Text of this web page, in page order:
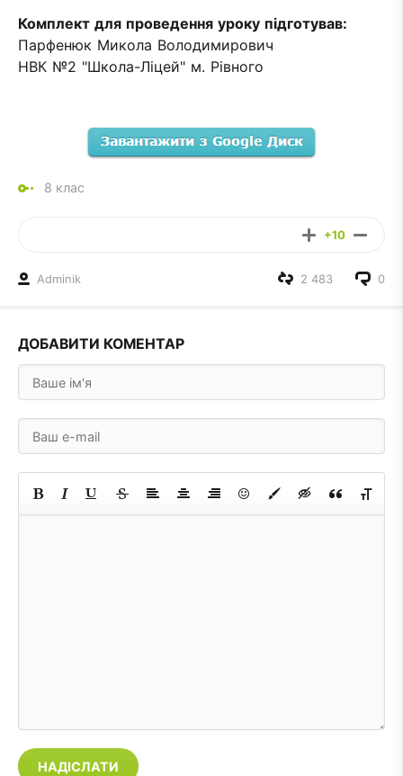
Комплект для проведення уроку підготував:
Парфенюк Микола Володимирович
НВК №2 "Школа-Ліцей" м. Рівного
8 клас
+10
Adminik 0
2 483
ДОБАВИТИ КОМЕНТАР
НАДІСЛАТИ